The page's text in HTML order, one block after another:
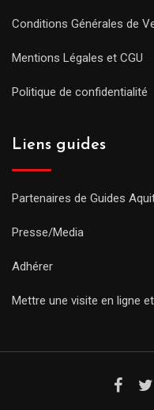
Conditions Générales de
Mentions Légales et CGU
Politique de confidentialité
Liens guides
Partenaires de Guides
Presse/Media
Adhérer
Mettre une visite en ligne